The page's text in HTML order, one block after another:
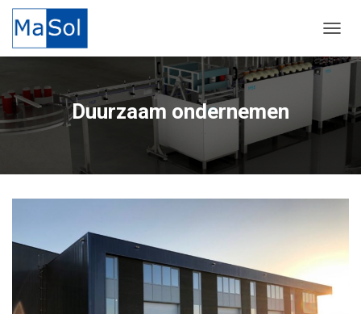
Duurzaam ondernemen